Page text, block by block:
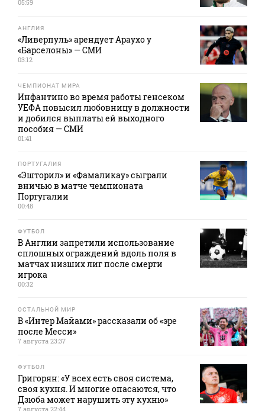
05:59
АНГЛИЯ
«Ливерпуль» арендует Араухо у
«Барселоны» — СМИ
03:12
ЧЕМПИОНАТ МИРА
Инфантино во время работы генсеком
УЕФА повысил любовницу в должности
и добился выплаты ей выходного
пособия — СМИ
01:41
ПОРТУГАЛИЯ
«Эшторил» и «Фамаликау» сыграли
вничью в матче чемпионата
Португалии
00:48
ФУТБОЛ
В Англии запретили использование
сплошных ограждений вдоль поля в
матчах низших лиг после смерти
игрока
00:32
ОСТАЛЬНОЙ МИР
В «Интер Майами» рассказали об «эре
после Месси»
7 августа 23:37
ФУТБОЛ
Григорян: «У всех есть своя система,
своя кухня. И многие опасаются, что
Дзюба может нарушить эту кухню»
7 августа 22:44